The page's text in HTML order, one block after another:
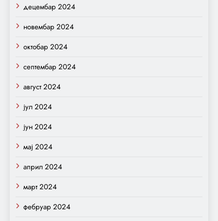
децембар 2024
новембар 2024
октобар 2024
септембар 2024
август 2024
јул 2024
јун 2024
мај 2024
април 2024
март 2024
фебруар 2024